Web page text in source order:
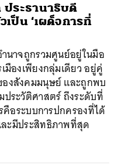
ประธานาธิบดี
ป็น ‘เผด็จการที่
นาจถูกรวมศูนย์อยู่ในมือ
มืองเพียงกลุ่มเดียว อยู่คู่
งสังคมมนุษย์ และถูกพบ
ระวัติศาสตร์ ถึงระดับที่
คือระบบการปกครองที่ได้
ละมีประสิทธิภาพที่สุด